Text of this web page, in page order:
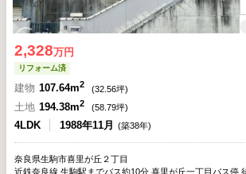
2,328万円
リフォーム済
建物 107.64m2 (32.56坪)
土地 194.38m2 (58.79坪)
4LDK 1988年11月 (築38年)
奈良県生駒市喜里が丘２丁目
近鉄奈良線 生駒駅までバス約10分 喜里が丘一丁目バス停